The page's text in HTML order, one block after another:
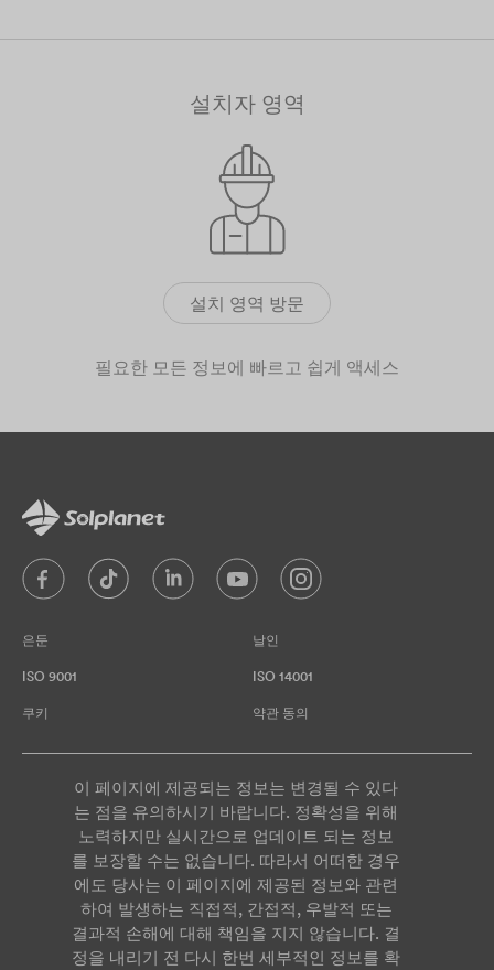
설치자 영역
설치 영역 방문
필요한 모든 정보에 빠르고 쉽게 액세스
은둔 날인
ISO 9001 ISO 14001
쿠키 약관 동의
이 페이지에 제공되는 정보는 변경될 수 있다
는 점을 유의하시기 바랍니다. 정확성을 위해
노력하지만 실시간으로 업데이트 되는 정보
를 보장할 수는 없습니다. 따라서 어떠한 경우
에도 당사는 이 페이지에 제공된 정보와 관련
하여 발생하는 직접적, 간접적, 우발적 또는
결과적 손해에 대해 책임을 지지 않습니다. 결
정을 내리기 전 다시 한번 세부적인 정보를 확